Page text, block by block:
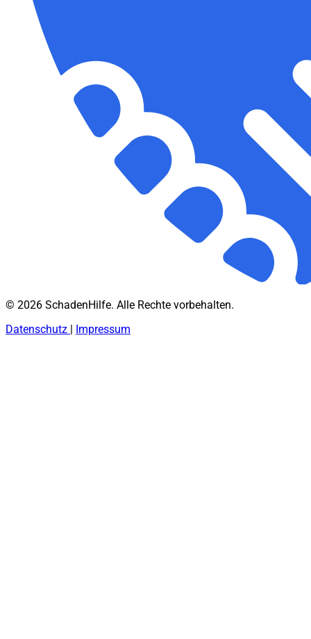
© 2026 SchadenHilfe. Alle Rechte vorbehalten.
Datenschutz | Impressum